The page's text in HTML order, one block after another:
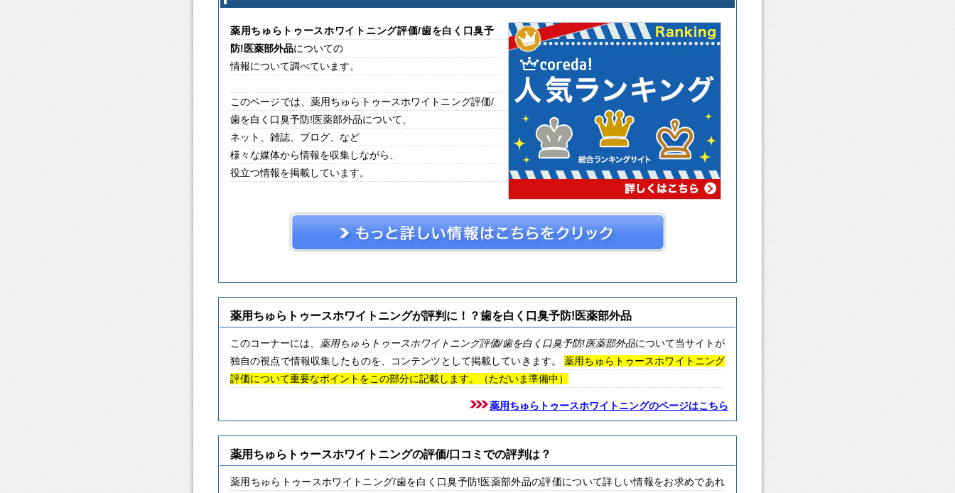
薬用ちゅらトゥースホワイトニング評価/歯を白く口臭予
防!医薬部外品についての
情報について調べています。
このページでは、薬用ちゅらトゥースホワイトニング評価/
歯を白く口臭予防!医薬部外品について、
ネット、雑誌、ブログ、など
様々な媒体から情報を収集しながら、
役立つ情報を掲載しています。
薬用ちゅらトゥースホワイトニングが評判に！？歯を白く口臭予防!医薬部外品
このコーナーには、 薬用ちゅらトゥースホワイトニング評価/歯を白く口臭予防!医薬部外品について当サイトが
独自の視点で情報収集したものを、コンテンツとして掲載していきます。薬用ちゅらトゥースホワイトニング
評価について重要なポイントをこの部分に記載します。（ただいま準備中）
薬用ちゅらトゥースホワイトニングのページはこちら
薬用ちゅらトゥースホワイトニングの評価/口コミでの評判は？
薬用ちゅらトゥースホワイトニング/歯を白く口臭予防!医薬部外品の評価について詳しい情報をお求めであれ